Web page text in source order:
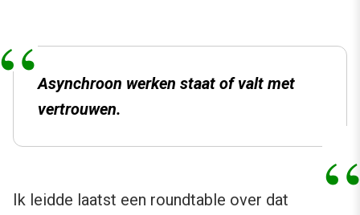
Asynchroon werken staat of valt met
vertrouwen.
Ik leidde laatst een roundtable over dat